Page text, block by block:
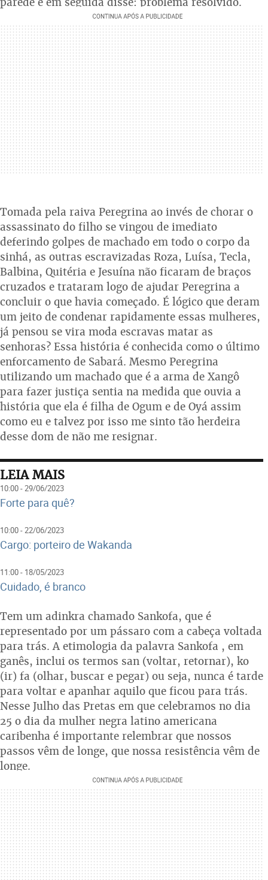
Tomada pela raiva Peregrina ao invés de chorar o
assassinato do filho se vingou de imediato
deferindo golpes de machado em todo o corpo da
sinhá, as outras escravizadas Roza, Luísa, Tecla,
Balbina, Quitéria e Jesuína não ficaram de braços
cruzados e trataram logo de ajudar Peregrina a
concluir o que havia começado. É lógico que deram
um jeito de condenar rapidamente essas mulheres,
já pensou se vira moda escravas matar as
senhoras? Essa história é conhecida como o último
enforcamento de Sabará. Mesmo Peregrina
utilizando um machado que é a arma de Xangô
para fazer justiça sentia na medida que ouvia a
história que ela é filha de Ogum e de Oyá assim
como eu e talvez por isso me sinto tão herdeira
desse dom de não me resignar.
LEIA MAIS
10:00 - 29/06/2023
Forte para quê?
10:00 - 22/06/2023
Cargo: porteiro de Wakanda
11:00 - 18/05/2023
Cuidado, é branco
Tem um adinkra chamado Sankofa, que é
representado por um pássaro com a cabeça voltada
para trás. A etimologia da palavra Sankofa , em
ganês, inclui os termos san (voltar, retornar), ko
(ir) fa (olhar, buscar e pegar) ou seja, nunca é tarde
para voltar e apanhar aquilo que ficou para trás.
Nesse Julho das Pretas em que celebramos no dia
25 o dia da mulher negra latino americana
caribenha é importante relembrar que nossos
passos vêm de longe, que nossa resistência vêm de
longe.